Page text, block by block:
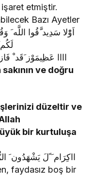
işaret etmiştir.
Bazı Ayetler
اَوًْلا سَدِيد َّقُوا اللَّه
اااا عَظِيمَوْز َقَد
ve doğru
düzeltir ve
bir kurtuluşa
ااكِرَام َ ًلَ يَشْهَدُون
faydasız boş bir